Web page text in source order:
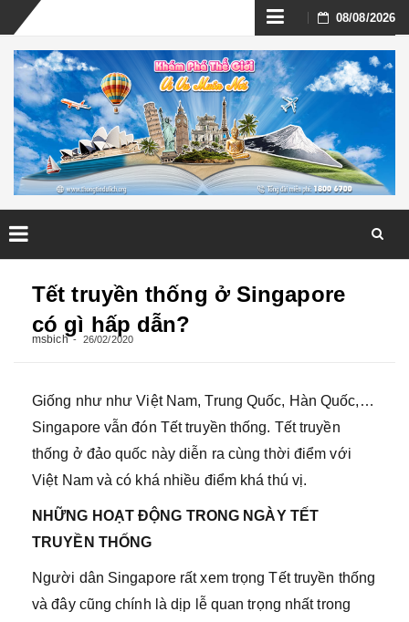
Skip
to
content
08/08/2026
Tết truyền thống ở Singapore
có gì hấp dẫn?
msbich 26/02/2020
Giống như như Việt Nam, Trung Quốc, Hàn Quốc,…
Singapore vẫn đón Tết truyền thống. Tết truyền
thống ở đảo quốc này diễn ra cùng thời điểm với
Việt Nam và có khá nhiều điểm khá thú vị.
NHỮNG HOẠT ĐỘNG TRONG NGÀY TẾT
TRUYỀN THỐNG
Người dân Singapore rất xem trọng Tết truyền thống
và đây cũng chính là dịp lễ quan trọng nhất trong